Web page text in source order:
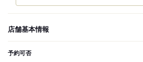
店舗基本情報
予約可否